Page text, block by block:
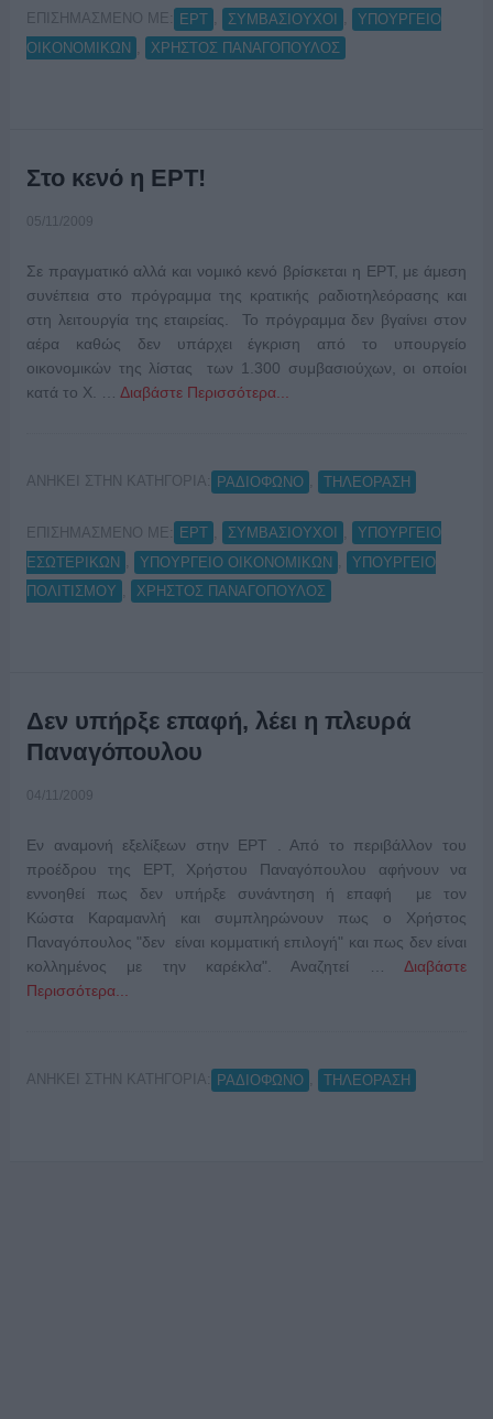
ΕΠΙΣΗΜΑΣΜΕΝΟ ΜΕ: ΕΡΤ ΣΥΜΒΑΣΙΟΥΧΟΙ
ΥΠΟΥΡΓΕΙΟ
ΟΙΚΟΝΟΜΙΚΩΝ
ΧΡΗΣΤΟΣ ΠΑΝΑΓΟΠΟΥΛΟΣ
Στο κενό η ΕΡΤ!
05/11/2009
Σε πραγματικό αλλά και νομικό κενό βρίσκεται η ΕΡΤ, με άμεση
συνέπεια στο πρόγραμμα της κρατικής ραδιοτηλεόρασης και
στη λειτουργία της εταιρείας. Το πρόγραμμα δεν βγαίνει στον
αέρα καθώς δεν υπάρχει έγκριση από το υπουργείο
οικονομικών της λίστας των 1.300 συμβασιούχων, οι οποίοι
κατά το Χ. … Διαβάστε Περισσότερα...
ΑΝΗΚΕΙ ΣΤΗΝ ΚΑΤΗΓΟΡΙΑ: ΡΑΔΙΟΦΩΝΟ ΤΗΛΕΟΡΑΣΗ
ΕΠΙΣΗΜΑΣΜΕΝΟ ΜΕ: ΕΡΤ ΣΥΜΒΑΣΙΟΥΧΟΙ
ΥΠΟΥΡΓΕΙΟ
ΕΣΩΤΕΡΙΚΩΝ
ΥΠΟΥΡΓΕΙΟ ΟΙΚΟΝΟΜΙΚΩΝ
ΥΠΟΥΡΓΕΙΟ
ΠΟΛΙΤΙΣΜΟΥ
ΧΡΗΣΤΟΣ ΠΑΝΑΓΟΠΟΥΛΟΣ
Δεν υπήρξε επαφή, λέει η πλευρά
Παναγόπουλου
04/11/2009
Εν αναμονή εξελίξεων στην ΕΡΤ . Από το περιβάλλον του
προέδρου της ΕΡΤ, Χρήστου Παναγόπουλου αφήνουν να
εννοηθεί πως δεν υπήρξε συνάντηση ή επαφή με τον
Κώστα Καραμανλή και συμπληρώνουν πως ο Χρήστος
Παναγόπουλος "δεν είναι κομματική επιλογή" και πως δεν είναι
κολλημένος με την καρέκλα". Αναζητεί …Διαβάστε
Περισσότερα...
ΑΝΗΚΕΙ ΣΤΗΝ ΚΑΤΗΓΟΡΙΑ: ΡΑΔΙΟΦΩΝΟ ΤΗΛΕΟΡΑΣΗ